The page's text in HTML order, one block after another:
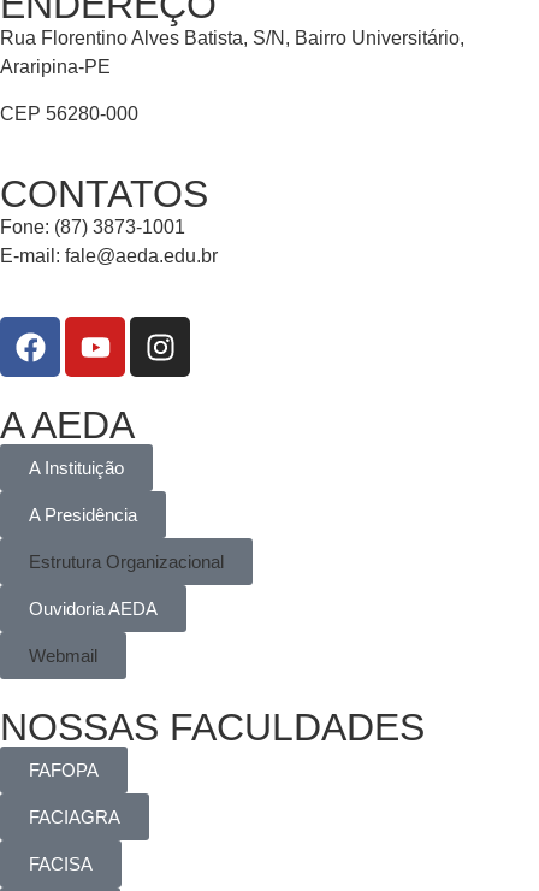
Rua Florentino Alves Batista, S/N, Bairro Universitário,
Araripina-PE
CEP 56280-000
CONTATOS
Fone: (87) 3873-1001
E-mail: fale@aeda.edu.br
A AEDA
A Instituição
A Presidência
Estrutura Organizacional
Ouvidoria AEDA
Webmail
NOSSAS FACULDADES
FAFOPA
FACIAGRA
FACISA